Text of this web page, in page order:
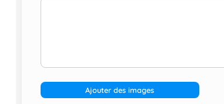
Ajouter des images